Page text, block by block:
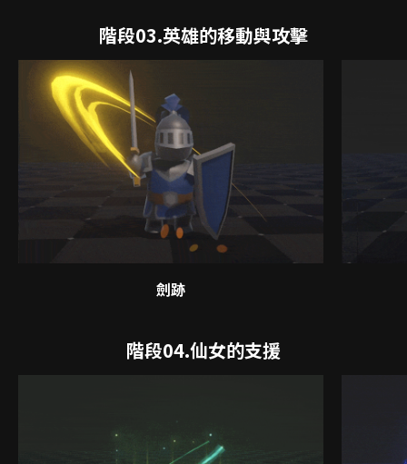
階段03.英雄的移動與攻擊
劍跡
階段04.仙女的支援